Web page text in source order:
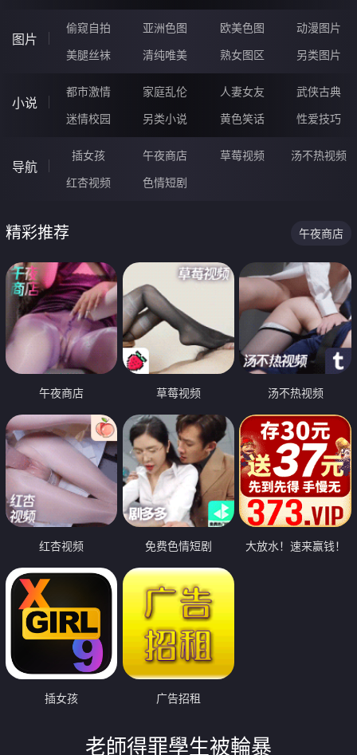
图片
偷窥自拍 亚洲色图 欧美色图
动漫图片
美腿丝袜
清纯唯美 熟女图区 另类图片
小说
都市激情 家庭乱伦 人妻女友
武侠古典
迷情校园
另类小说 黄色笑话 性爱技巧
导航
插女孩 午夜商店 草莓视频
汤不热视频
红杏视频
色情短剧
精彩推荐 午夜商店
午夜商店 草莓视频 汤不热视频
红杏视频 免费色情短剧 大放水！速来赢钱！
插女孩 广告招租
老師得罪學生被輪暴